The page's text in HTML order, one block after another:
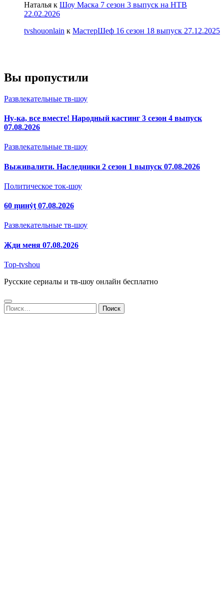
Наталья к Шоу Маска 7 сезон 3 выпуск на НТВ
22.02.2026
tvshouonlain к МастерШеф 16 сезон 18 выпуск 27.12.2025
Вы пропустили
Развлекательные тв-шоу
Ну-ка, все вместе! Народный кастинг 3 сезон 4 выпуск
07.08.2026
Развлекательные тв-шоу
Выживалити. Наследники 2 сезон 1 выпуск 07.08.2026
Политическое ток-шоу
60 ṃинẏƫ 07.08.2026
Развлекательные тв-шоу
Жди меня 07.08.2026
Top-tvshou
Русские сериалы и тв-шоу онлайн бесплатно
Найти: